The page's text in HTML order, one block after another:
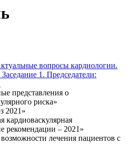
вопросы кардиологии.
1. Председатели:
представления о
риска»
2021»
кардиоваскулярная
рекомендации – 2021»
лечения пациентов с